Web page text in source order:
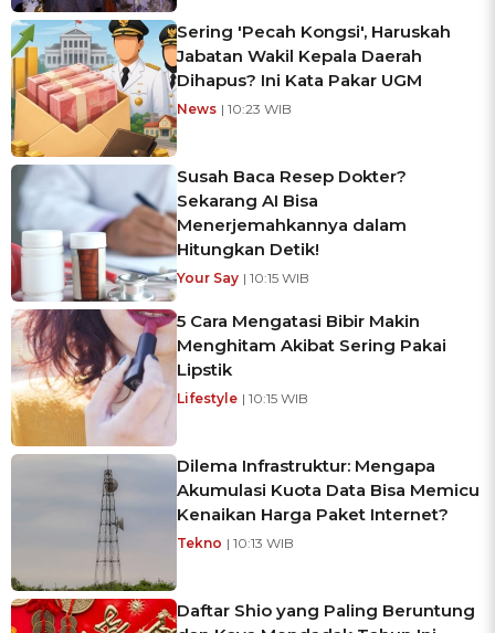
Sering 'Pecah Kongsi', Haruskah
Jabatan Wakil Kepala Daerah
Dihapus? Ini Kata Pakar UGM
News | 10:23 WIB
Susah Baca Resep Dokter?
Sekarang AI Bisa
Menerjemahkannya dalam
Hitungkan Detik!
Your Say | 10:15 WIB
5 Cara Mengatasi Bibir Makin
Menghitam Akibat Sering Pakai
Lipstik
Lifestyle | 10:15 WIB
Dilema Infrastruktur: Mengapa
Akumulasi Kuota Data Bisa Memicu
Kenaikan Harga Paket Internet?
Tekno | 10:13 WIB
Daftar Shio yang Paling Beruntung